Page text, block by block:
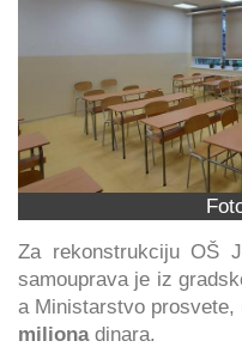
Za rekonstrukciju OŠ
samouprava je iz
a Ministarstvo prosvete,
milionadinara.